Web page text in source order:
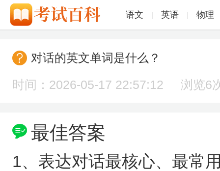
语文 英语 物理
对话的英文单词是什么？
时间：2026-05-17 22:57:12 浏览6
最佳答案
1、表达对话最核心、最常